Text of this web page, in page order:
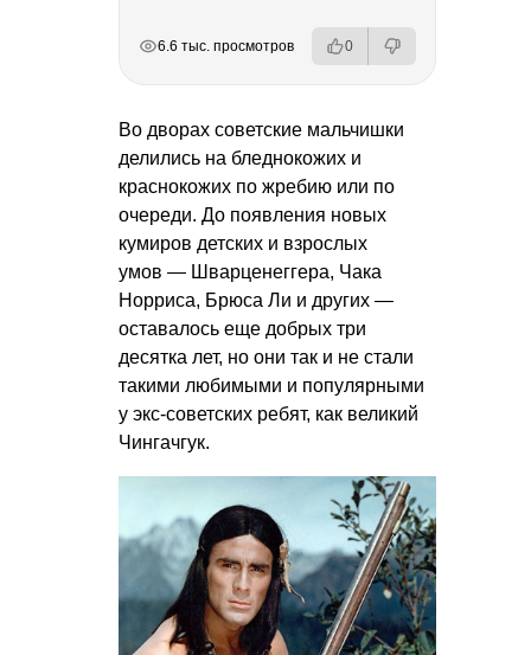
6.6 тыс. просмотров 0
Во дворах советские мальчишки
делились на бледнокожих и
краснокожих по жребию или по
очереди. До появления новых
кумиров детских и взрослых
умов — Шварценеггера, Чака
Норриса, Брюса Ли и других —
оставалось еще добрых три
десятка лет, но они так и не стали
такими любимыми и популярными
у экс-советских ребят, как великий
Чингачгук.